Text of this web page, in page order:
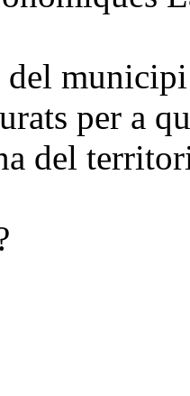
del
per a
del